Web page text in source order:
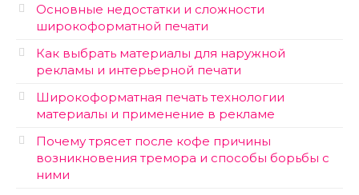
Основные недостатки и сложности
широкоформатной печати
Как выбрать материалы для наружной
рекламы и интерьерной печати
Широкоформатная печать технологии
материалы и применение в рекламе
Почему трясет после кофе причины
возникновения тремора и способы борьбы с
ними